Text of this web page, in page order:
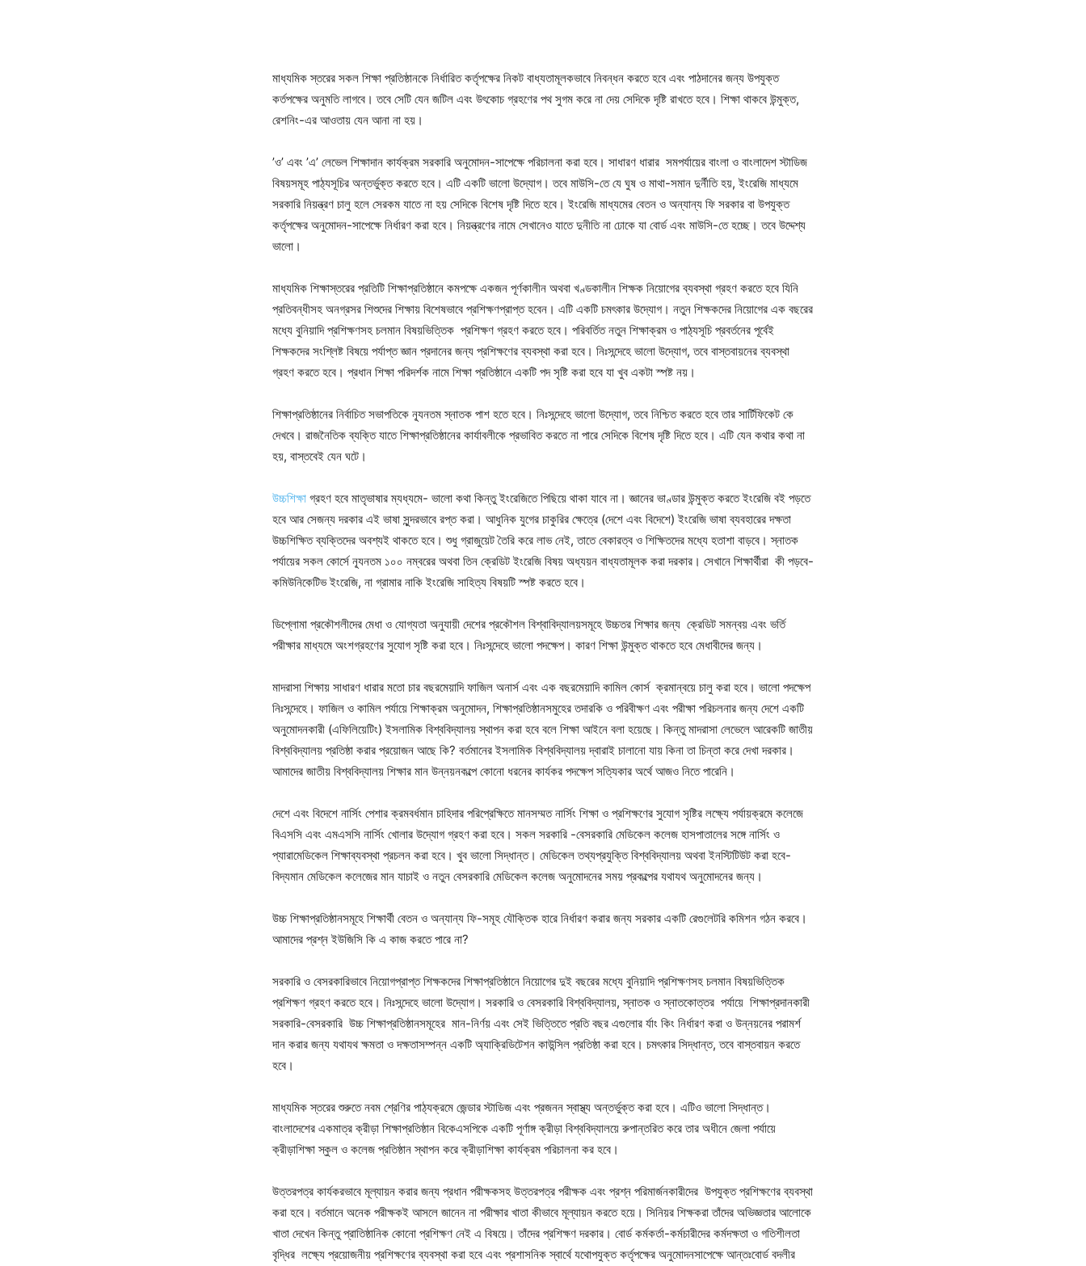
মাধ্যমিক স্তরের সকল শিক্ষা প্রতিষ্ঠানকে নির্ধারিত কর্তৃপক্ষের নিকট বাধ্যতামূলকভাবে নিবন্ধন করতে হবে এবং পাঠদানের জন্য উপযুক্ত
কর্তপক্ষের অনুমতি লাগবে। তবে সেটি যেন জটিল এবং উৎকোচ গ্রহণের পথ সুগম করে না দেয় সেদিকে দৃষ্টি রাখতে হবে। শিক্ষা থাকবে উন্মুক্ত,
রেশনিং-এর আওতায় যেন আনা না হয়।
’ও’ এবং ’এ’ লেভেল শিক্ষাদান কার্যক্রম সরকারি অনুমোদন-সাপেক্ষে পরিচালনা করা হবে। সাধারণ ধারার সমপর্যায়ের বাংলা ও বাংলাদেশ স্টাডিজ
বিষয়সমূহ পাঠ্যসূচির অন্তর্ভুক্ত করতে হবে। এটি একটি ভালো উদ্যোগ। তবে মাউসি-তে যে ঘুষ ও মাথা-সমান দুর্নীতি হয়, ইংরেজি মাধ্যমে
সরকারি নিয়ন্ত্রণ চালু হলে সেরকম যাতে না হয় সেদিকে বিশেষ দৃষ্টি দিতে হবে। ইংরেজি মাধ্যমের বেতন ও অন্যান্য ফি সরকার বা উপযুক্ত
কর্তৃপক্ষের অনুমোদন-সাপেক্ষে নির্ধারণ করা হবে। নিয়ন্ত্রণের নামে সেখানেও যাতে দুনীতি না ঢোকে যা বোর্ড এবং মাউসি-তে হচ্ছে। তবে উদ্দেশ্য
ভালো।
মাধ্যমিক শিক্ষাস্তরের প্রতিটি শিক্ষাপ্রতিষ্ঠানে কমপক্ষে একজন পূর্ণকালীন অথবা খণ্ডকালীন শিক্ষক নিয়োগের ব্যবস্থা গ্রহণ করতে হবে যিনি
প্রতিবন্ধীসহ অনগ্রসর শিশুদের শিক্ষায় বিশেষভাবে প্রশিক্ষণপ্রাপ্ত হবেন। এটি একটি চমৎকার উদ্যোগ। নতুন শিক্ষকদের নিয়োগের এক বছরের
মধ্যে বুনিয়াদি প্রশিক্ষণসহ চলমান বিষয়ভিত্তিক প্রশিক্ষণ গ্রহণ করতে হবে। পরিবর্তিত নতুন শিক্ষাক্রম ও পাঠ্যসূচি প্রবর্তনের পূর্বেই
শিক্ষকদের সংশ্লিষ্ট বিষয়ে পর্যাপ্ত জ্ঞান প্রদানের জন্য প্রশিক্ষণের ব্যবস্থা করা হবে। নিঃসন্দেহে ভালো উদ্যোগ, তবে বাস্তবায়নের ব্যবস্থা
গ্রহণ করতে হবে। প্রধান শিক্ষা পরিদর্শক নামে শিক্ষা প্রতিষ্ঠানে একটি পদ সৃষ্টি করা হবে যা খুব একটা স্পষ্ট নয়।
শিক্ষাপ্রতিষ্ঠানের নির্বাচিত সভাপতিকে ন্যূনতম স্নাতক পাশ হতে হবে। নিঃসন্দেহে ভালো উদ্যোগ, তবে নিশ্চিত করতে হবে তার সার্টিফিকেট কে
দেখবে। রাজনৈতিক ব্যক্তি যাতে শিক্ষাপ্রতিষ্ঠানের কার্যাবলীকে প্রভাবিত করতে না পারে সেদিকে বিশেষ দৃষ্টি দিতে হবে। এটি যেন কথার কথা না
হয়, বাস্তবেই যেন ঘটে।
উচ্চশিক্ষা গ্রহণ হবে মাতৃভাষার ম্যধ্যমে- ভালো কথা কিন্তু ইংরেজিতে পিছিয়ে থাকা যাবে না। জ্ঞানের ভাণ্ডার উন্মুক্ত করতে ইংরেজি বই পড়তে
হবে আর সেজন্য দরকার এই ভাষা সুন্দরভাবে রপ্ত করা। আধুনিক যুগের চাকুরির ক্ষেত্রে (দেশে এবং বিদেশে) ইংরেজি ভাষা ব্যবহারের দক্ষতা
উচ্চশিক্ষিত ব্যক্তিদের অবশ্যই থাকতে হবে। শুধু গ্রাজুয়েট তৈরি করে লাভ নেই, তাতে বেকারত্ব ও শিক্ষিতদের মধ্যে হতাশা বাড়বে। স্নাতক
পর্যায়ের সকল কোর্সে ন্যূনতম ১০০ নম্বরের অথবা তিন ক্রেডিট ইংরেজি বিষয় অধ্যয়ন বাধ্যতামূলক করা দরকার। সেখানে শিক্ষার্থীরা কী পড়বে-
কমিউনিকেটিভ ইংরেজি, না গ্রামার নাকি ইংরেজি সাহিত্য বিষয়টি স্পষ্ট করতে হবে।
ডিপ্লোমা প্রকৌশলীদের মেধা ও যোগ্যতা অনুযায়ী দেশের প্রকৌশল বিশ্বাবিদ্যালয়সমূহে উচ্চতর শিক্ষার জন্য ক্রেডিট সমন্বয় এবং ভর্তি
পরীক্ষার মাধ্যমে অংশগ্রহণের সুযোগ সৃষ্টি করা হবে। নিঃসন্দেহে ভালো পদক্ষেপ। কারণ শিক্ষা উন্মুক্ত থাকতে হবে মেধাবীদের জন্য।
মাদরাসা শিক্ষায় সাধারণ ধারার মতো চার বছরমেয়াদি ফাজিল অনার্স এবং এক বছরমেয়াদি কামিল কোর্স ক্রমান্বয়ে চালু করা হবে। ভালো পদক্ষেপ
নিঃসন্দেহে। ফাজিল ও কামিল পর্যায়ে শিক্ষাক্রম অনুমোদন, শিক্ষাপ্রতিষ্ঠানসমুহের তদারকি ও পরিবীক্ষণ এবং পরীক্ষা পরিচলনার জন্য দেশে একটি
অনুমোদনকারী (এফিলিয়েটিং) ইসলামিক বিশ্ববিদ্যালয় স্থাপন করা হবে বলে শিক্ষা আইনে বলা হয়েছে। কিন্তু মাদরাসা লেভেলে আরেকটি জাতীয়
বিশ্ববিদ্যালয় প্রতিষ্ঠা করার প্রয়োজন আছে কি? বর্তমানের ইসলামিক বিশ্ববিদ্যালয় দ্বারাই চালানো যায় কিনা তা চিন্তা করে দেখা দরকার।
আমাদের জাতীয় বিশ্ববিদ্যালয় শিক্ষার মান উন্নয়নকল্পে কোনো ধরনের কার্যকর পদক্ষেপ সত্যিকার অর্থে আজও নিতে পারেনি।
দেশে এবং বিদেশে নার্সিং পেশার ক্রমবর্ধমান চাহিদার পরিপ্রেক্ষিতে মানসম্মত নার্সিং শিক্ষা ও প্রশিক্ষণের সুযোগ সৃষ্টির লক্ষ্যে পর্যায়ক্রমে কলেজে
বিএসসি এবং এমএসসি নার্সিং খোলার উদ্যোগ গ্রহণ করা হবে। সকল সরকারি -বেসরকারি মেডিকেল কলেজ হাসপাতালের সঙ্গে নার্সিং ও
প্যারামেডিকেল শিক্ষাব্যবস্থা প্রচলন করা হবে। খুব ভালো সিদ্ধান্ত। মেডিকেল তথ্যপ্রযুক্তি বিশ্ববিদ্যালয় অথবা ইনস্টিটিউট করা হবে-
বিদ্যমান মেডিকেল কলেজের মান যাচাই ও নতুন বেসরকারি মেডিকেল কলেজ অনুমোদনের সময় প্রকল্পের যথাযথ অনুমোদনের জন্য।
উচ্চ শিক্ষাপ্রতিষ্ঠানসমূহে শিক্ষার্থী বেতন ও অন্যান্য ফি-সমূহ যৌক্তিক হারে নির্ধারণ করার জন্য সরকার একটি রেগুলেটরি কমিশন গঠন করবে।
আমাদের প্রশ্ন ইউজিসি কি এ কাজ করতে পারে না?
সরকারি ও বেসরকারিভাবে নিয়োগপ্রাপ্ত শিক্ষকদের শিক্ষাপ্রতিষ্ঠানে নিয়োগের দুই বছরের মধ্যে বুনিয়াদি প্রশিক্ষণসহ চলমান বিষয়ভিত্তিক
প্রশিক্ষণ গ্রহণ করতে হবে। নিঃসন্দেহে ভালো উদ্যোগ। সরকারি ও বেসরকারি বিশ্ববিদ্যালয়, স্নাতক ও স্নাতকোত্তর পর্যায়ে শিক্ষাপ্রদানকারী
সরকারি-বেসরকারি উচ্চ শিক্ষাপ্রতিষ্ঠানসমূহের মান-নির্ণয় এবং সেই ভিত্তিতে প্রতি বছর এগুলোর র্যাং কিং নির্ধারণ করা ও উন্নয়নের পরামর্শ
দান করার জন্য যথাযথ ক্ষমতা ও দক্ষতাসম্পন্ন একটি অ্যাক্রিডিটেশন কাউন্সিল প্রতিষ্ঠা করা হবে। চমৎকার সিদ্ধান্ত, তবে বাস্তবায়ন করতে
হবে।
মাধ্যমিক স্তরের শুরুতে নবম শ্রেণির পাঠ্যক্রমে জেন্ডার স্টাডিজ এবং প্রজনন স্বাস্থ্য অন্তর্ভুক্ত করা হবে। এটিও ভালো সিদ্ধান্ত।
বাংলাদেশের একমাত্র ক্রীড়া শিক্ষাপ্রতিষ্ঠান বিকেএসপিকে একটি পূর্ণাঙ্গ ক্রীড়া বিশ্ববিদ্যালয়ে রুপান্তরিত করে তার অধীনে জেলা পর্যায়ে
ক্রীড়াশিক্ষা স্কুল ও কলেজ প্রতিষ্ঠান স্থাপন করে ক্রীড়াশিক্ষা কার্যক্রম পরিচালনা কর হবে।
উত্তরপত্র কার্যকরভাবে মূল্যায়ন করার জন্য প্রধান পরীক্ষকসহ উত্তরপত্র পরীক্ষক এবং প্রশ্ন পরিমার্জনকারীদের উপযুক্ত প্রশিক্ষণের ব্যবস্থা
করা হবে। বর্তমানে অনেক পরীক্ষকই আসলে জানেন না পরীক্ষার খাতা কীভাবে মূল্যায়ন করতে হয়ে। সিনিয়র শিক্ষকরা তাঁদের অভিজ্ঞতার আলোকে
খাতা দেখেন কিন্তু প্রাতিষ্ঠানিক কোনো প্রশিক্ষণ নেই এ বিষয়ে। তাঁদের প্রশিক্ষণ দরকার। বোর্ড কর্মকর্তা-কর্মচারীদের কর্মদক্ষতা ও গতিশীলতা
বৃদ্ধির লক্ষ্যে প্রয়োজনীয় প্রশিক্ষণের ব্যবস্থা করা হবে এবং প্রশাসনিক স্বার্থে যথোপযুক্ত কর্তৃপক্ষের অনুমোদনসাপেক্ষে আন্তঃবোর্ড বদলীর